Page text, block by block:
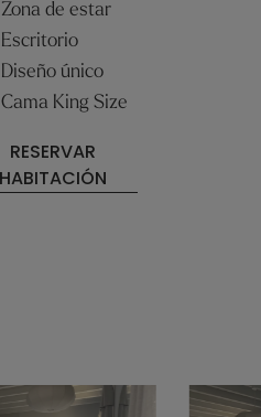
Zona de estar
Escritorio
Diseño único
Cama King Size
RESERVAR
HABITACIÓN